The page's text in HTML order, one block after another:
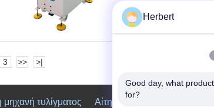
Επικοινωνήστε
3 >> >|
τυλίγματος
Αίτηση κράτησης
Herbert
Good day, what
for?